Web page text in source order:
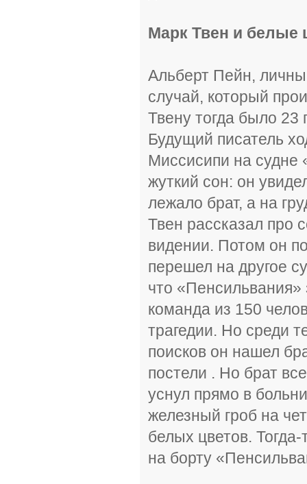
Марк Твен и белые
Альберт Пейн,
случай, который
Твену тогда было
Будущий писатель
Миссисипи на судне
жуткий сон: он
лежало брат, а на
Твен рассказал про
видении. Потом он
перешел на другое
что
команда из 150
трагедии. Но среди
поисков он нашел
постели . Но брат
уснул прямо в
железный гроб на
белых цветов.
на борту